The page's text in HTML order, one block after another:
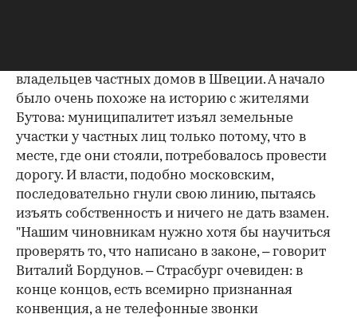
владельцев частных домов в Швеции. А начало
было очень похоже на историю с жителями
Бутова: муниципалитет изъял земельные
участки у частных лиц только потому, что в
месте, где они стояли, потребовалось провести
дорогу. И власти, подобно московским,
последовательно гнули свою линию, пытаясь
изъять собственность и ничего не дать взамен.
"Нашим чиновникам нужно хотя бы научиться
проверять то, что написано в законе, – говорит
Виталий Бордунов. – Страсбург очевиден: в
конце концов, есть всемирно признанная
конвенция, а не телефонные звонки